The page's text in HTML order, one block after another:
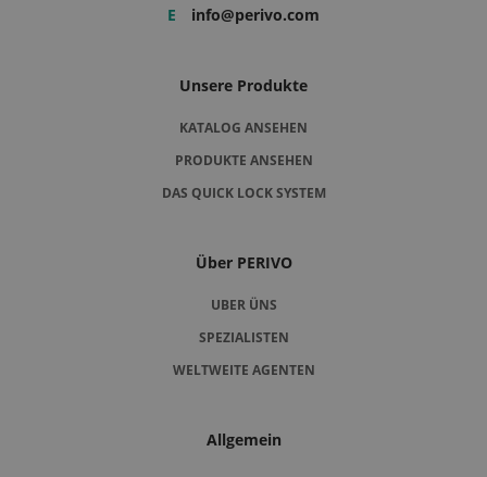
E
info@perivo.com
Unsere Produkte
KATALOG ANSEHEN
PRODUKTE ANSEHEN
DAS QUICK LOCK SYSTEM
Über PERIVO
UBER ÜNS
SPEZIALISTEN
WELTWEITE AGENTEN
Allgemein